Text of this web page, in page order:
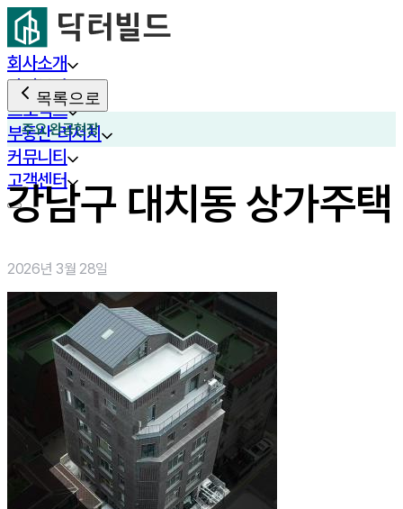
회사소개
사업분야
프로젝트
부동산 리서치
커뮤니티
고객센터
목록으로
주요 완공현장
강남구 대치동 상가주택
2026년 3월 28일